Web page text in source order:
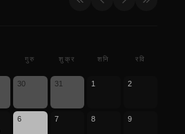
गुरु शुक्र शनि रवि
30 31 1 2
6 7 8 9